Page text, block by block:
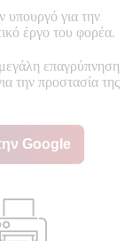
για την
έργο του φορέα.
επαγρύπνηση
την προστασία της
Google